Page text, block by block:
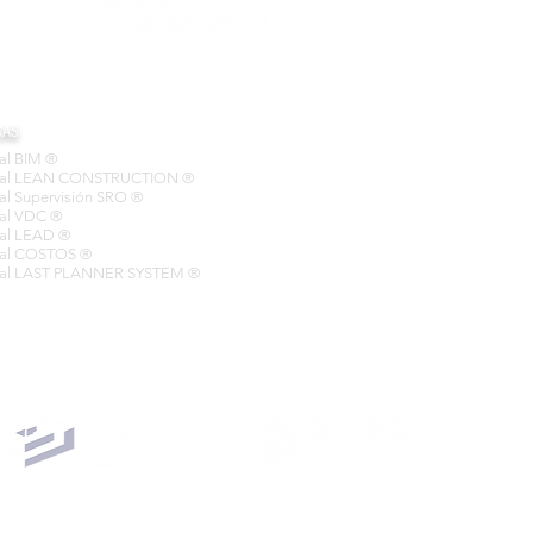
BIM ®
LEAN CONSTRUCTION ®
Supervisión SRO ®
VDC ®
LEAD ®
COSTOS ®
LAST PLANNER SYSTEM ®